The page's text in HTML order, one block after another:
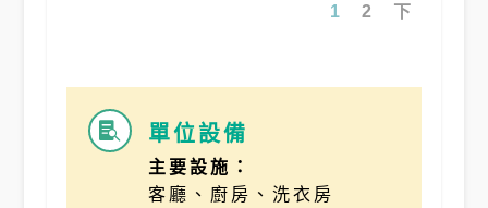
1 2 下
 單位設備
主要設施：
客廳、廚房、洗衣房